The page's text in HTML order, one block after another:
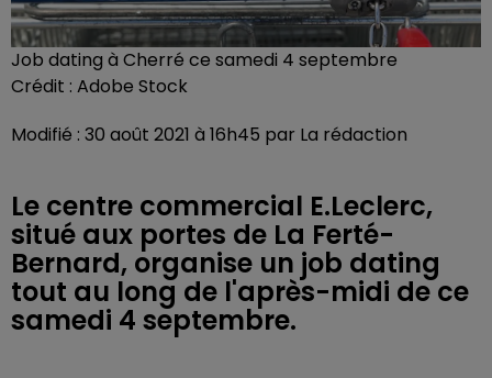
Job dating à Cherré ce samedi 4 septembre
Crédit : Adobe Stock
Modifié : 30 août 2021 à 16h45 par La rédaction
Le centre commercial E.Leclerc,
situé aux portes de La Ferté-
Bernard, organise un job dating
tout au long de l'après-midi de ce
samedi 4 septembre.